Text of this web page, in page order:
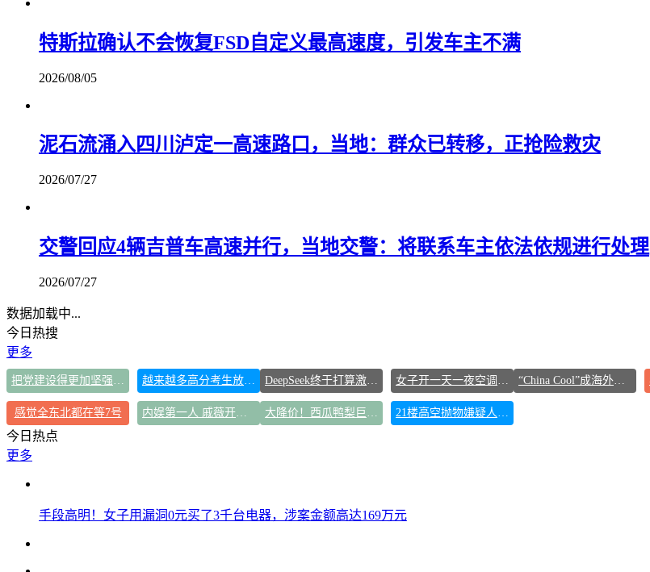
特斯拉确认不会恢复FSD自定义最高速度，引发车主不满
2026/08/05
泥石流涌入四川泸定一高速路口，当地：群众已转移，正抢险救灾
2026/07/27
交警回应4辆吉普车高速并行，当地交警：将联系车主依法依规进行处理
2026/07/27
数据加载中...
今日热搜
更多
把党建设得更加坚强有力 越来越多高分考生放弃985选警校 DeepSeek终于打算激进扩张了 女子开一天一夜空调后二氧化碳中毒 “China Cool”成海外热词
感觉全东北都在等7号 内娱第一人 戚薇开放形象AI授权 大降价！西瓜鸭梨巨峰葡萄都便宜了 21楼高空抛物嫌疑人被行拘
今日热点
更多
手段高明！女子用漏洞0元买了3千台电器，涉案金额高达169万元